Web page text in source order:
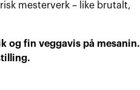
mesterverk – like brutalt,
og fin veggavis på mesanin.